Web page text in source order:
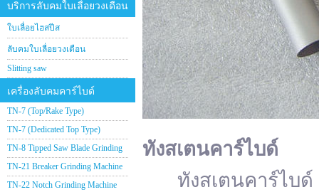
บริการลับคมใบเลื่อยวงเดือน
ใบเลื่อยไฮสปีส
ลับคมใบเลื่อยวงเดือน
Slitting saw
เครื่องลับคมคาร์ไบด์
TN-7 (Top/Rake Type)
TN-7 (Dedicated Top Type)
TN-8 Tipped Saw Blade Grinding
TN-21 Breaker Grinding Machine
TN-22 Notch Grinding Machine
ทังสเตนคาร์ไบด์
ทังสเตนคาร์ไบด์ (